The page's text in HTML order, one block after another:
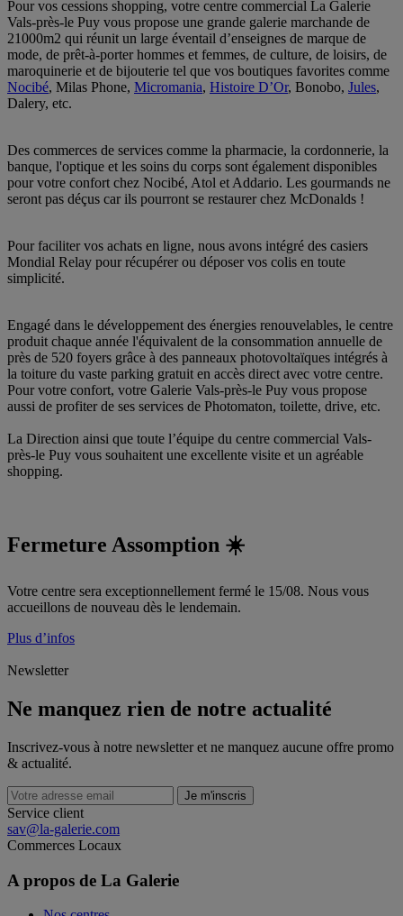
Pour vos cessions shopping, votre centre commercial La Galerie
Vals-près-le Puy vous propose une grande galerie marchande de
21000m2 qui réunit un large éventail d’enseignes de marque de
mode, de prêt-à-porter hommes et femmes, de culture, de loisirs, de
maroquinerie et de bijouterie tel que vos boutiques favorites comme
Nocibé, Milas Phone, Micromania, Histoire D’Or, Bonobo, Jules,
Dalery, etc.
Des commerces de services comme la pharmacie, la cordonnerie, la
banque, l'optique et les soins du corps sont également disponibles
pour votre confort chez Nocibé, Atol et Addario. Les gourmands ne
seront pas déçus car ils pourront se restaurer chez McDonalds !
Pour faciliter vos achats en ligne, nous avons intégré des casiers
Mondial Relay pour récupérer ou déposer vos colis en toute
simplicité.
Engagé dans le développement des énergies renouvelables, le centre
produit chaque année l'équivalent de la consommation annuelle de
près de 520 foyers grâce à des panneaux photovoltaïques intégrés à
la toiture du vaste parking gratuit en accès direct avec votre centre.
Pour votre confort, votre Galerie Vals-près-le Puy vous propose
aussi de profiter de ses services de Photomaton, toilette, drive, etc.
La Direction ainsi que toute l’équipe du centre commercial Vals-
près-le Puy vous souhaitent une excellente visite et un agréable
shopping.
Fermeture Assomption ☀️
Votre centre sera exceptionnellement fermé le 15/08. Nous vous
accueillons de nouveau dès le lendemain.
Plus d’infos
Newsletter
Ne manquez rien de notre actualité
Inscrivez-vous à notre newsletter et ne manquez aucune offre promo
& actualité.
Je m'inscris
Service client
sav@la-galerie.com
Commerces Locaux
A propos de La Galerie